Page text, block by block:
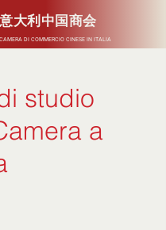
意大利中国商会
CAMERA DI COMMERCIO CINESE IN ITALIA
studio
a